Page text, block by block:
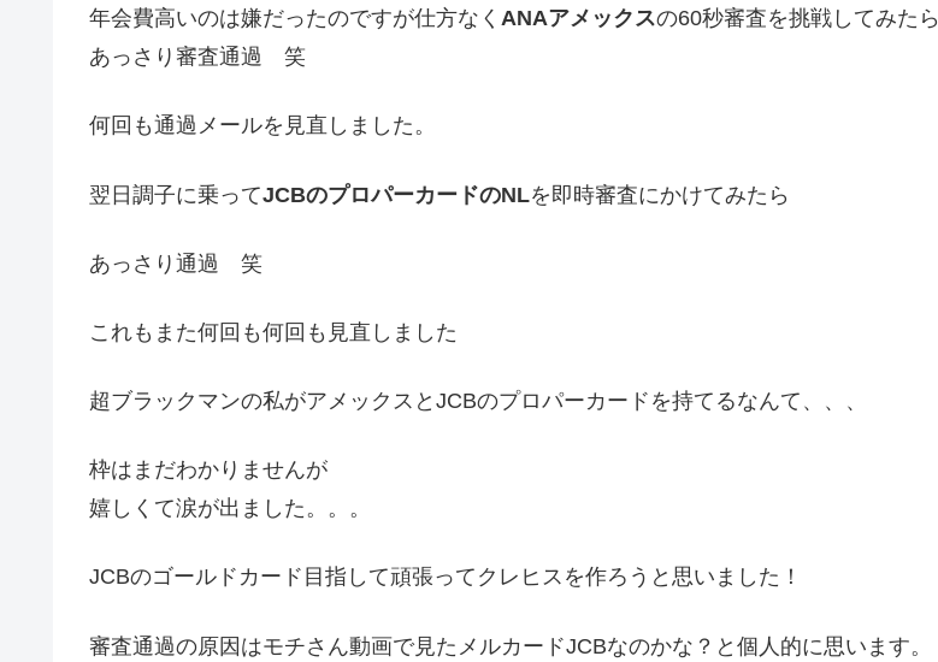
年会費高いのは嫌だったのですが仕方なく ANAアメックスの60秒審査を挑戦してみたら
あっさり審査通過 笑
何回も通過メールを見直しました。
翌日調子に乗ってJCBのプロパーカードのNLを即時審査にかけてみたら
あっさり通過 笑
これもまた何回も何回も見直しました
超ブラックマンの私がアメックスとJCBのプロパーカードを持てるなんて、、、
枠はまだわかりませんが
嬉しくて涙が出ました。。。
JCBのゴールドカード目指して頑張ってクレヒスを作ろうと思いました！
審査通過の原因はモチさん動画で見たメルカードJCBなのかな？と個人的に思います。